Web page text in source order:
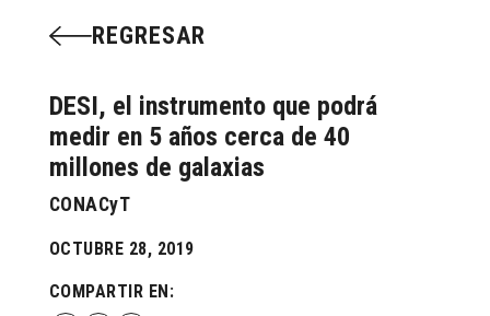
REGRESAR
DESI, el instrumento que podrá
medir en 5 años cerca de 40
millones de galaxias
CONACyT
OCTUBRE 28, 2019
COMPARTIR EN: